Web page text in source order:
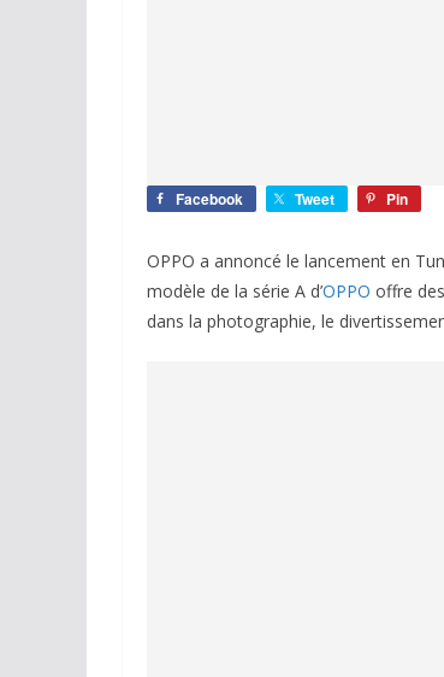
Facebook Tweet Pin
OPPO a annoncé le lancement en
modèle de la série A d’OPPO offre
dans la photographie, le